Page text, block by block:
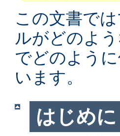
この文書で
ルがどのよ
でどのよう
います。
はじめに